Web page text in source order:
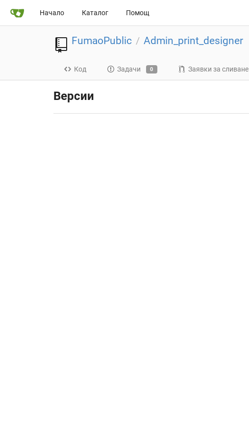
Начало Каталог Помощ
FumaoPublic / Admin_print_designer
Код Задачи 0 Заявки за сливане
Версии